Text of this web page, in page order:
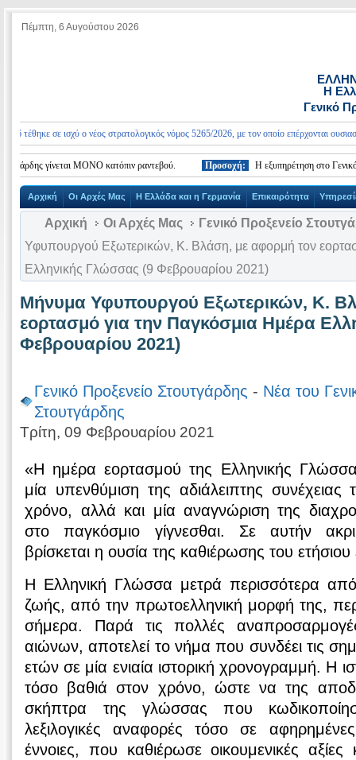
Πέμπτη, 6 Αυγούστου 2026
Η
Γενικό
σε ισχύ ο νέος στρατολογικός νόμος 5265/2026, με τον οποίο επέρχονται ουσιαστικές
γίνεται ΜΟΝΟ κατόπιν ραντεβού. Προσοχή: Η εξυπηρέτηση στο Γενικό
Αρχική Οι Αρχές Μας Η Ελλάδα και η Γερμανία Επικαιρότητα
Αρχική Οι Αρχές Μας
Γενικό Προξενείο
Υφυπουργού Εξωτερικών, Κ. Βλάση, με αφορμή τον
Ελληνικής Γλώσσας (9 Φεβρουαρίου 2021)
Μήνυμα Υφυπουργού Εξωτερικών, Κ.
εορτασμό για την Παγκόσμια Ημέρα
Φεβρουαρίου 2021)
Γενικό Προξενείο Στουτγάρδης - Νέα του
Στουτγάρδης
Τρίτη, 09 Φεβρουαρίου 2021
«Η ημέρα εορτασμού της Ελληνικής
μία υπενθύμιση της αδιάλειπτης
χρόνο, αλλά και μία αναγνώριση της
στο παγκόσμιο γίγνεσθαι. Σε αυτήν
βρίσκεται η ουσία της καθιέρωσης του
Η Ελληνική Γλώσσα μετρά περισσότερα από
ζωής, από την πρωτοελληνική μορφή της,
σήμερα. Παρά τις πολλές
αιώνων, αποτελεί το νήμα που συνδέει τις
ετών σε μία ενιαία ιστορική χρονογραμμή. Η
τόσο βαθιά στον χρόνο, ώστε να της
σκήπτρα της γλώσσας που
λεξιλογικές αναφορές τόσο σε
έννοιες, που καθιέρωσε οικουμενικές